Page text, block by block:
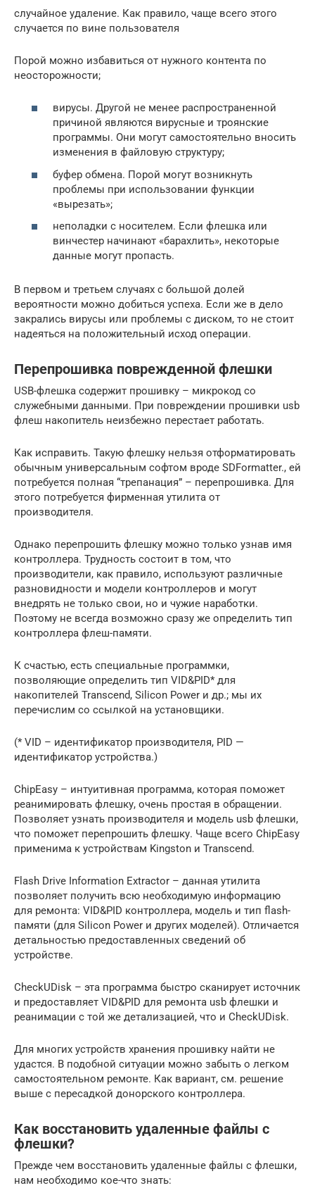
случайное удаление. Как правило, чаще всего этого
случается по вине пользователя
Порой можно избавиться от нужного контента по
неосторожности;
вирусы. Другой не менее распространенной
причиной являются вирусные и троянские
программы. Они могут самостоятельно вносить
изменения в файловую структуру;
буфер обмена. Порой могут возникнуть
проблемы при использовании функции
«вырезать»;
неполадки с носителем. Если флешка или
винчестер начинают «барахлить», некоторые
данные могут пропасть.
В первом и третьем случаях с большой долей
вероятности можно добиться успеха. Если же в дело
закрались вирусы или проблемы с диском, то не стоит
надеяться на положительный исход операции.
Перепрошивка поврежденной флешки
USB-флешка содержит прошивку – микрокод со
служебными данными. При повреждении прошивки usb
флеш накопитель неизбежно перестает работать.
Как исправить. Такую флешку нельзя отформатировать
обычным универсальным софтом вроде SDFormatter., ей
потребуется полная “трепанация” – перепрошивка. Для
этого потребуется фирменная утилита от
производителя.
Однако перепрошить флешку можно только узнав имя
контроллера. Трудность состоит в том, что
производители, как правило, используют различные
разновидности и модели контроллеров и могут
внедрять не только свои, но и чужие наработки.
Поэтому не всегда возможно сразу же определить тип
контроллера флеш-памяти.
К счастью, есть специальные программки,
позволяющие определить тип VID&PID* для
накопителей Transcend, Silicon Power и др.; мы их
перечислим со ссылкой на установщики.
(* VID – идентификатор производителя, PID —
идентификатор устройства.)
ChipEasy – интуитивная программа, которая поможет
реанимировать флешку, очень простая в обращении.
Позволяет узнать производителя и модель usb флешки,
что поможет перепрошить флешку. Чаще всего ChipEasy
применима к устройствам Kingston и Transcend.
Flash Drive Information Extractor – данная утилита
позволяет получить всю необходимую информацию
для ремонта: VID&PID контроллера, модель и тип flash-
памяти (для Silicon Power и других моделей). Отличается
детальностью предоставленных сведений об
устройстве.
CheckUDisk – эта программа быстро сканирует источник
и предоставляет VID&PID для ремонта usb флешки и
реанимации с той же детализацией, что и CheckUDisk.
Для многих устройств хранения прошивку найти не
удастся. В подобной ситуации можно забыть о легком
самостоятельном ремонте. Как вариант, см. решение
выше с пересадкой донорского контроллера.
Как восстановить удаленные файлы с
флешки?
Прежде чем восстановить удаленные файлы с флешки,
нам необходимо кое-что знать: